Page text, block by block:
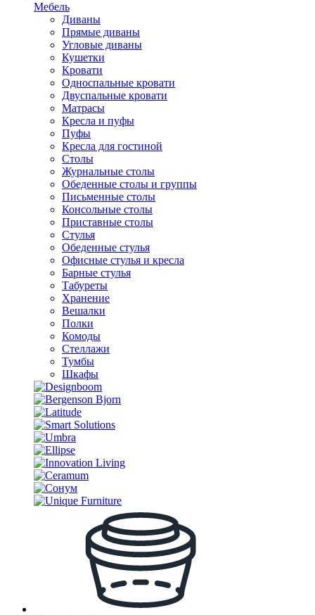
Мебель
Диваны
Прямые диваны
Угловые диваны
Кушетки
Кровати
Односпальные кровати
Двуспальные кровати
Матрасы
Кресла и пуфы
Пуфы
Кресла для гостиной
Столы
Журнальные столы
Обеденные столы и группы
Письменные столы
Консольные столы
Приставные столы
Стулья
Обеденные стулья
Офисные стулья и кресла
Барные стулья
Табуреты
Хранение
Вешалки
Полки
Комоды
Стеллажи
Тумбы
Шкафы